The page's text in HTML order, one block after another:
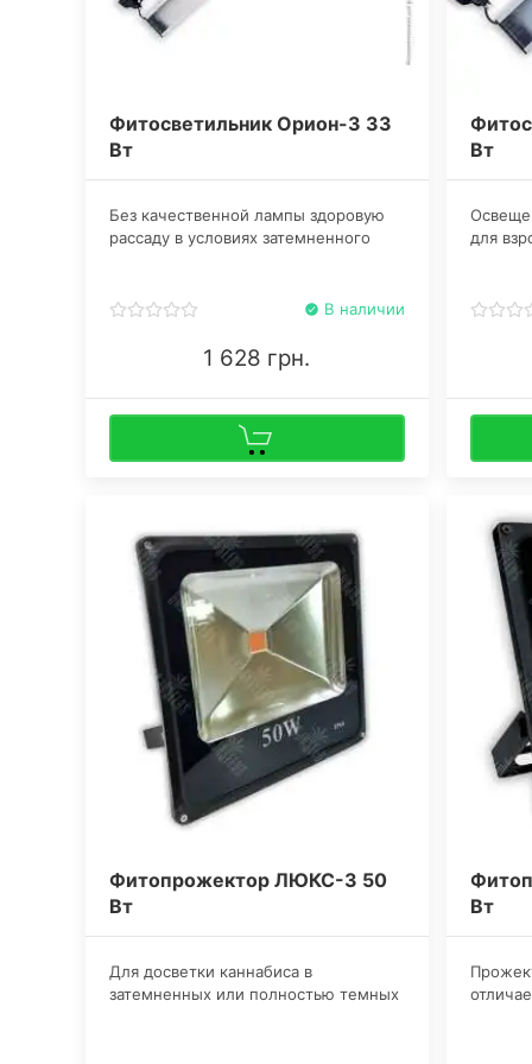
Фитосветильник Орион-3 33
Вт
Без качественной лампы здоровую
рассаду в условиях затемненного
фитосветильник на светодиодахВ наличии
1 628 грн.
Вт
для
для
Фитопрожектор ЛЮКС-3 50
Вт
​Для досветки каннабиса в
затемненных или полностью темных
Вт